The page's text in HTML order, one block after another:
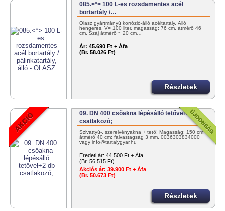
085.<*> 100 L-es rozsdamentes acél
bortartály /…
Olasz gyártmányú korrózió-álló acéltartály. Álló
hengeres. V= 100 liter, magasság: 76 cm, átmérő 46
cm. Száj átmérő ~ 20 cm…
Ár: 45.690 Ft + Áfa
(Br. 58.026 Ft)
Részletek
09. DN 400 csőakna lépésálló tetővel+2 db
csatlakozó;
Szivattyú-, szerelvényakna + tető! Magasság: 150 cm;
átmérő 40 cm; falvastagság 3 mm. 0036303834000
vagy info@tartalygyar.hu
Eredeti ár: 44.500 Ft + Áfa
(Br. 56.515 Ft)
Akciós ár: 39.900 Ft + Áfa
(Br. 50.673 Ft)
Részletek